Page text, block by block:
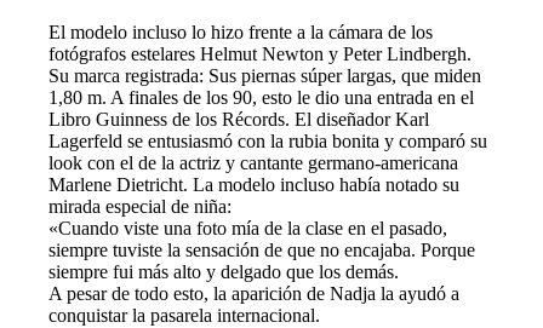
El modelo incluso lo hizo frente a la cámara de los
fotógrafos estelares Helmut Newton y Peter Lindbergh.
Su marca registrada: Sus piernas súper largas, que miden
1,80 m. A finales de los 90, esto le dio una entrada en el
Libro Guinness de los Récords. El diseñador Karl
Lagerfeld se entusiasmó con la rubia bonita y comparó su
look con el de la actriz y cantante germano-americana
Marlene Dietricht. La modelo incluso había notado su
mirada especial de niña:
«Cuando viste una foto mía de la clase en el pasado,
siempre tuviste la sensación de que no encajaba. Porque
siempre fui más alto y delgado que los demás.
A pesar de todo esto, la aparición de Nadja la ayudó a
conquistar la pasarela internacional.